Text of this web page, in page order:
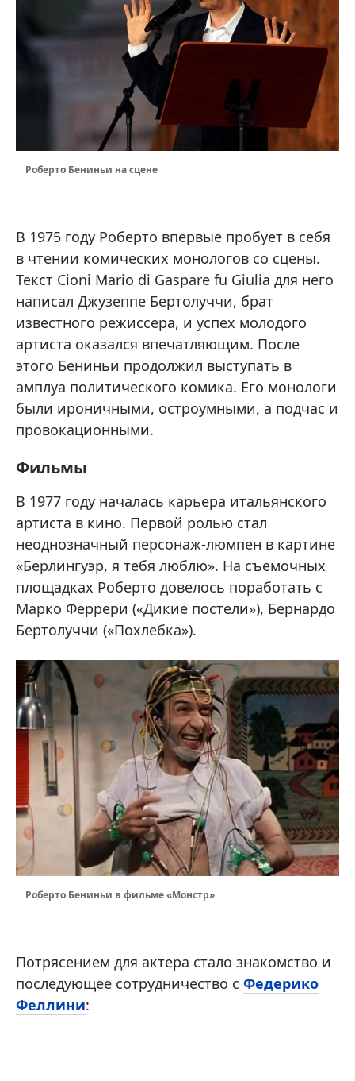
Роберто Бениньи на сцене
В 1975 году Роберто впервые пробует в себя
в чтении комических монологов со сцены.
Текст Cioni Mario di Gaspare fu Giulia для него
написал Джузеппе Бертолуччи, брат
известного режиссера, и успех молодого
артиста оказался впечатляющим. После
этого Бениньи продолжил выступать в
амплуа политического комика. Его монологи
были ироничными, остроумными, а подчас и
провокационными.
Фильмы
В 1977 году началась карьера итальянского
артиста в кино. Первой ролью стал
неоднозначный персонаж-люмпен в картине
«Берлингуэр, я тебя люблю». На съемочных
площадках Роберто довелось поработать с
Марко Феррери («Дикие постели»), Бернардо
Бертолуччи («Похлебка»).
Роберто Бениньи в фильме «Монстр»
Потрясением для актера стало знакомство и
последующее сотрудничество с Федерико
Феллини: